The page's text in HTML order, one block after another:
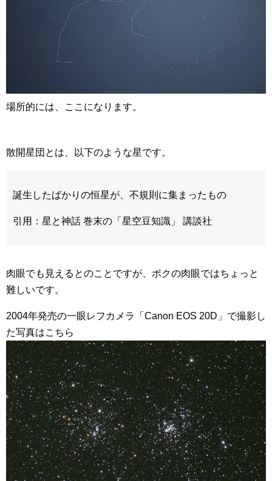
場所的には、ここになります。
散開星団とは、以下のような星です。
誕生したばかりの恒星が、不規則に集まったもの
引用：星と神話 巻末の「星空豆知識」 講談社
肉眼でも見えるとのことですが、ボクの肉眼ではちょっと
難しいです。
2004年発売の一眼レフカメラ「Canon EOS 20D」で撮影し
た写真はこちら